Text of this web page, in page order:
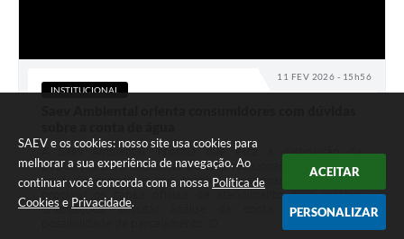
SAEV e os cookies: nosso site usa cookies para
melhorar a sua experiência de navegação. Ao
continuar você concorda com a nossa Política de
Cookies e Privacidade.
ACEITAR
PERSONALIZAR
11 FEV 2026 - 15h56
INSTITUCIONAL
A Saev Ambiental informa que está à disposição da
população para esclarecer dúvidas relacionadas à fatura de
água. Consumidores que tenham questionamentos podem
procurar os canais oficiais de atendimento para receber
orientações, solicitar análise da conta e verificar a